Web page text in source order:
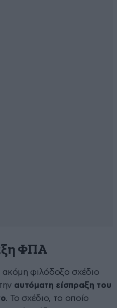
ΦΠΑ
ακόμη φιλόδοξο σχέδιο
αυτόματη είσπραξη του
. Το σχέδιο, το οποίο